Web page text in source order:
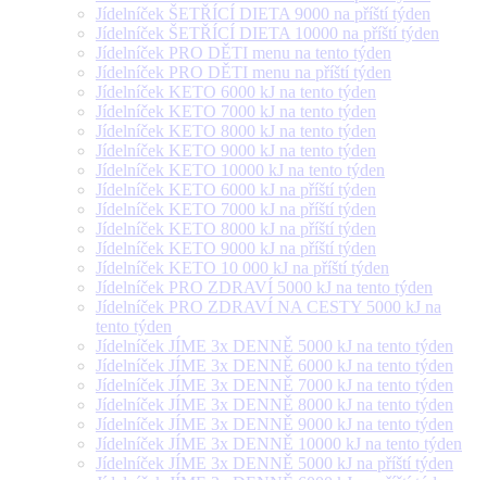
Jídelníček ŠETŘÍCÍ DIETA 9000 na příští týden
Jídelníček ŠETŘÍCÍ DIETA 10000 na příští týden
Jídelníček PRO DĚTI menu na tento týden
Jídelníček PRO DĚTI menu na příští týden
Jídelníček KETO 6000 kJ na tento týden
Jídelníček KETO 7000 kJ na tento týden
Jídelníček KETO 8000 kJ na tento týden
Jídelníček KETO 9000 kJ na tento týden
Jídelníček KETO 10000 kJ na tento týden
Jídelníček KETO 6000 kJ na příští týden
Jídelníček KETO 7000 kJ na příští týden
Jídelníček KETO 8000 kJ na příští týden
Jídelníček KETO 9000 kJ na příští týden
Jídelníček KETO 10 000 kJ na příští týden
Jídelníček PRO ZDRAVÍ 5000 kJ na tento týden
Jídelníček PRO ZDRAVÍ NA CESTY 5000 kJ na
tento týden
Jídelníček JÍME 3x DENNĚ 5000 kJ na tento týden
Jídelníček JÍME 3x DENNĚ 6000 kJ na tento týden
Jídelníček JÍME 3x DENNĚ 7000 kJ na tento týden
Jídelníček JÍME 3x DENNĚ 8000 kJ na tento týden
Jídelníček JÍME 3x DENNĚ 9000 kJ na tento týden
Jídelníček JÍME 3x DENNĚ 10000 kJ na tento týden
Jídelníček JÍME 3x DENNĚ 5000 kJ na příští týden